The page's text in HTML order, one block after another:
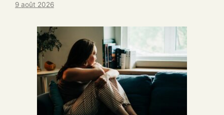
9 août 2026